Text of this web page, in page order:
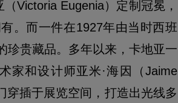
Victoria Eugenia）定制冠冕，
。而一件在1927年由当时西班
珍贵藏品。多年以来，卡地亚一
家和设计师亚米·海因（Jaime
穿插于展览空间，打造出光线多